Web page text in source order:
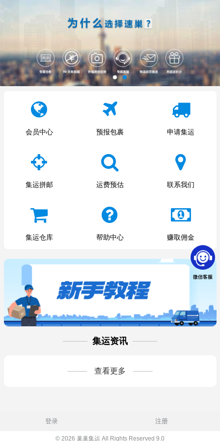
会员中心 预报包裹 申请集运
集运拼邮 运费预估 联系我们
集运仓库 帮助中心 赚取佣金
集运资讯
查看更多
登录 注册
© 2026 巢巢集运 All Rights Reserved 9.0
微信客服